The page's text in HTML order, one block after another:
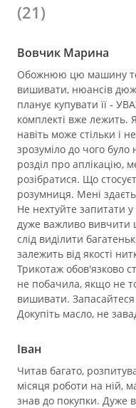
(21)
Вовчик Марина
Обожнюю цю машину
вишивати, нюансів
планує купувати її -
комплекті вже лежить.
навіть може стільки і
зрозуміло до чого
розділ про аплікацію,
розібратися. Що
розумниця. Мені
Не нехтуйте запитати
дуже важливо вивчити
слід виділити
залежить від якості
Трикотаж обов'язково
не побачила, якщо не
вишивати.
Докупіть масло, не
Іван
Читав багато,
місяця роботи на ній,
знав до покупки. Дуже